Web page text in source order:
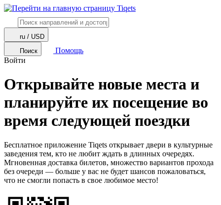
ru / USD
Поиск
Помощь
Войти
Открывайте новые места и
планируйте их посещение во
время следующей поездки
Бесплатное приложение Tiqets открывает двери в культурные
заведения тем, кто не любит ждать в длинных очередях.
Мгновенная доставка билетов, множество вариантов прохода
без очереди — больше у вас не будет шансов пожаловаться,
что не смогли попасть в свое любимое место!